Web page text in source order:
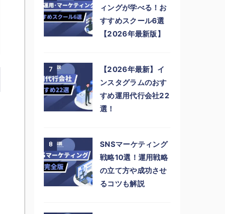
ィングが学べる！お
すすめスクール6選
【2026年最新版】
7
【2026年最新】イ
ンスタグラムのおす
すめ運用代行会社22
選！
8
SNSマーケティング
戦略10選！運用戦略
の立て方や成功させ
るコツも解説